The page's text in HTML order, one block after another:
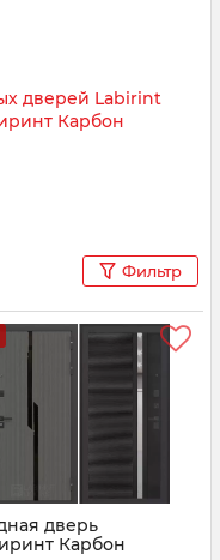
дверей Labirint
Карбон
Фильтр
дверь
Карбон